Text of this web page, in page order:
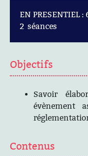
EN PRESENTIEL
2 séances
Objectifs
Savoir
évènement
Contenus